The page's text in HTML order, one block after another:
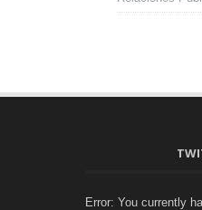
Error: You currently